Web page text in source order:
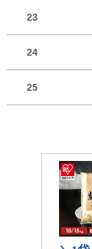
23
24
25